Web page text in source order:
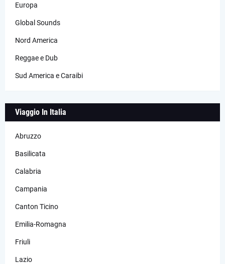
Europa
Global Sounds
Nord America
Reggae e Dub
Sud America e Caraibi
Viaggio In Italia
Abruzzo
Basilicata
Calabria
Campania
Canton Ticino
Emilia-Romagna
Friuli
Lazio